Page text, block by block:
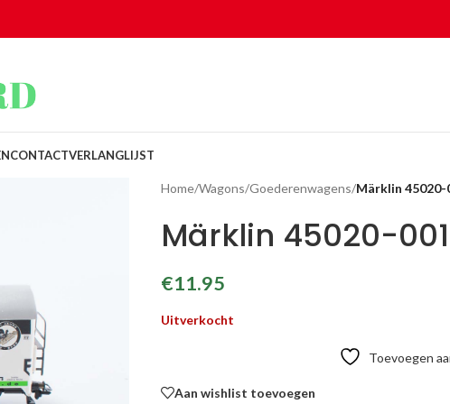
CONTACTVERLANGLIJST
Home/Wagons/Goederenwagens/Märklin 45020-
Märklin 45020-
€11.95
Uitverkocht
Toevoegen
Aan wishlist toevoegen